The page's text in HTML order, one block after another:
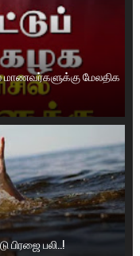
மாணவர்களுக்கு மேலதிக
பலி..!